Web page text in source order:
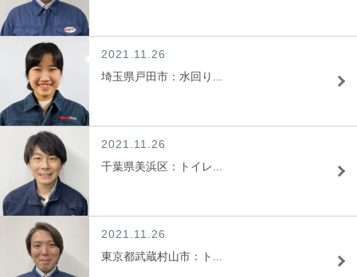
2021.11.26
埼玉県戸田市：水回り...
2021.11.26
千葉県美浜区：トイレ...
2021.11.26
東京都武蔵村山市：ト...